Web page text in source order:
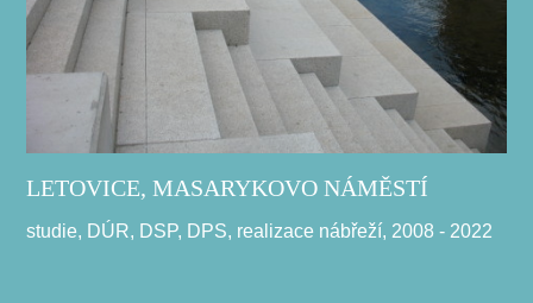
LETOVICE, MASARYKOVO NÁMĚSTÍ
studie, DÚR, DSP, DPS, realizace nábřeží, 2008 - 2022